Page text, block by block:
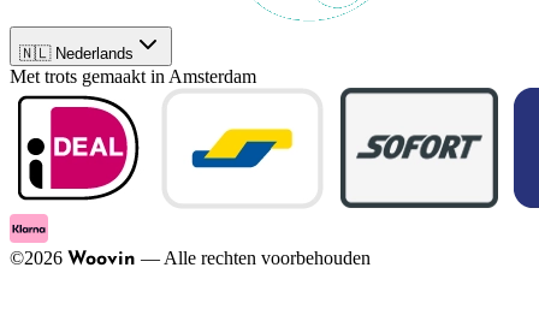
🇳🇱 Nederlands
Met trots gemaakt in Amsterdam
©2026 Woovin — Alle rechten voorbehouden